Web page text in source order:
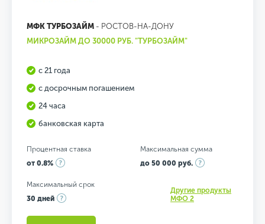
МФК ТУРБОЗАЙМ - РОСТОВ-НА-ДОНУ
МИКРОЗАЙМ ДО 30000 РУБ. "ТУРБОЗАЙМ"
с 21 года
с досрочным погашением
24 часа
банковская карта
Процентная ставка
от 0.8%
Максимальная сумма
до 50 000 руб.
Максимальный срок
30 дней
Другие продукты
МФО 2